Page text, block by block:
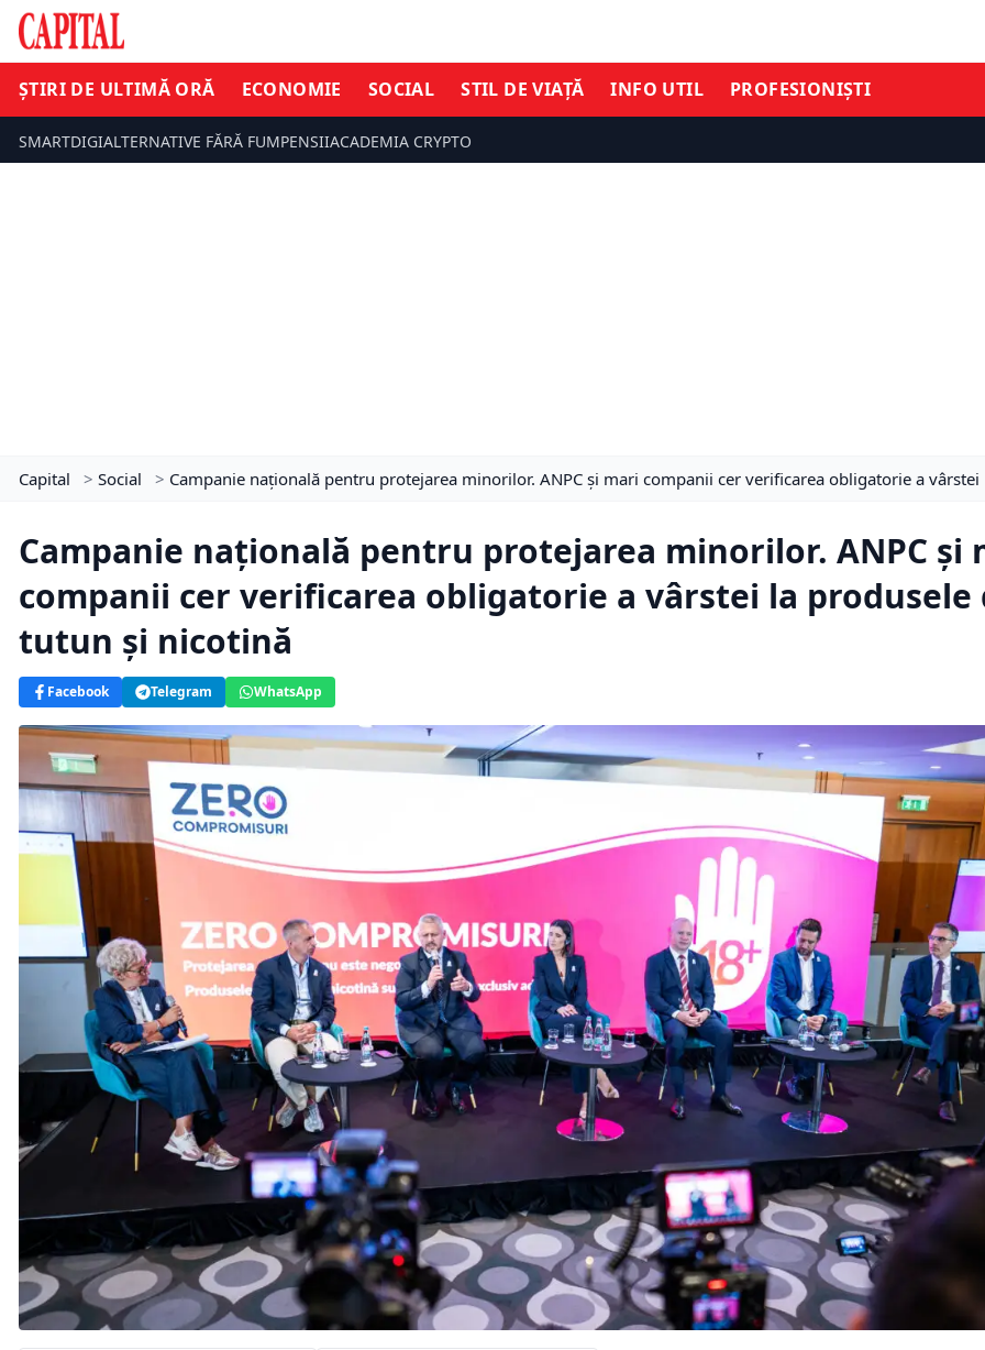
ȘTIRI DE ULTIMĂ ORĂ ECONOMIE SOCIAL STIL DE VIAȚĂ INFO UTIL PROFESIONIȘTI
SMARTDIGIALTERNATIVE FĂRĂ FUMPENSIIACADEMIA CRYPTO
Capital > Social > Campanie națională pentru protejarea minorilor. ANPC și mari companii cer verificarea obligatorie a
Campanie națională pentru protejarea minorilor. ANPC și
companii cer verificarea obligatorie a vârstei la produsele
tutun și nicotină
Facebook Telegram WhatsApp